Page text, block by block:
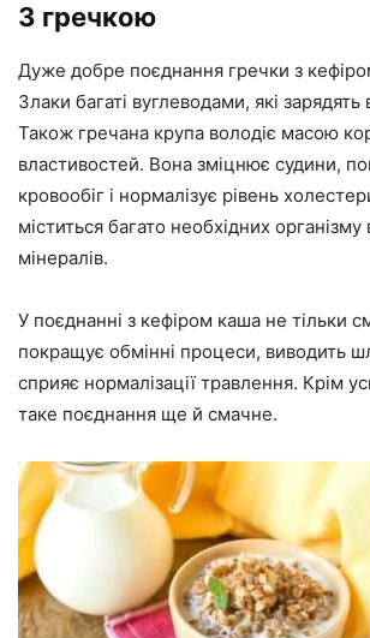
З гречкою
Дуже добре поєднання гречки з
Злаки багаті вуглеводами, які зарядять
Також гречана крупа володіє масою
властивостей. Вона зміцнює судини,
кровообіг і нормалізує рівень
міститься багато необхідних організму
мінералів.
У поєднанні з кефіром каша не тільки
покращує обмінні процеси, виводить
сприяє нормалізації травлення. Крім
таке поєднання ще й смачне.